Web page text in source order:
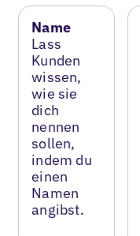
Name
Lass
Kunden
wissen,
wie sie
dich
nennen
sollen,
indem du
einen
Namen
angibst.